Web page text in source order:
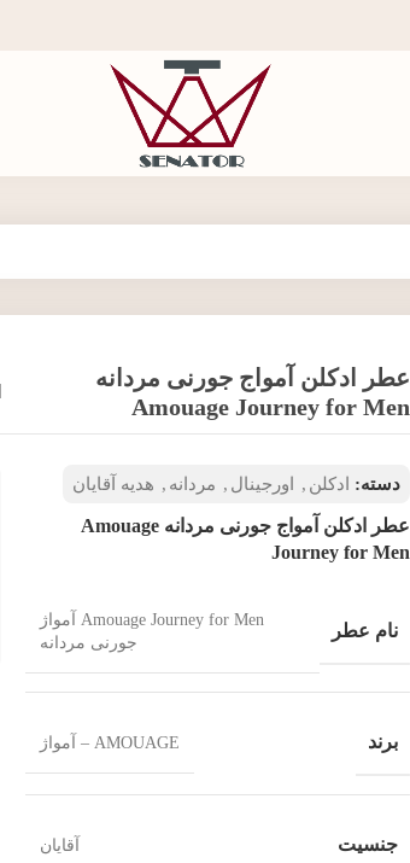
عطر ادکلن آمواج جورنی مردانه
Amouage Journey for Men
دسته: ادکلن , اورجینال , مردانه , هدیه آقایان
عطر ادکلن آمواج جورنی مردانه Amouage
Journey for Men
نام عطر
Amouage Journey for Men آمواژ
جورنی مردانه
برند AMOUAGE – آمواژ
جنسیت آقایان